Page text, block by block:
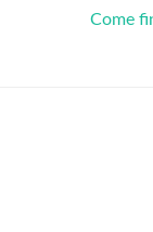
Come